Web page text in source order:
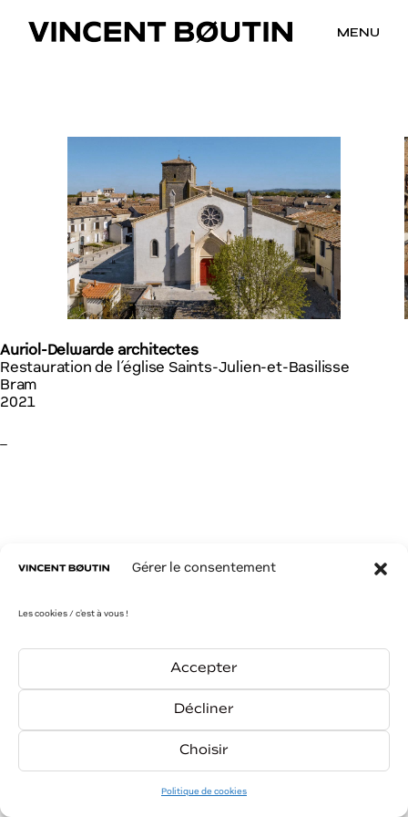
Gérer le consentement
Les cookies / c'est à vous !
Accepter
Décliner
Choisir
Politique de cookies
MENU
Auriol-Delwarde architectes
Restauration de l’église Saints-Julien-et-Basilisse
Bram
2021
–